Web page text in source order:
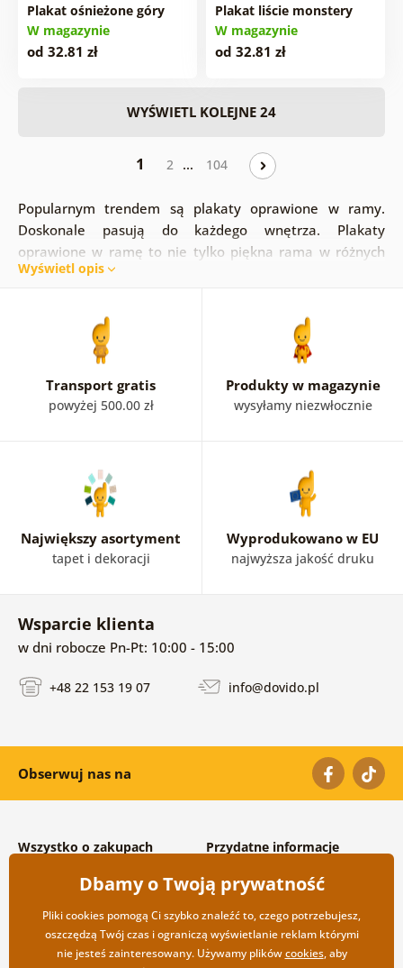
Plakat ośnieżone góry
W magazynie
od 32.81 zł
Plakat liście monstery
W magazynie
od 32.81 zł
WYŚWIETL KOLEJNE 24
1 2 … 104
Popularnym trendem są plakaty oprawione w ramy.
Doskonale pasują do każdego wnętrza. Plakaty
oprawione w ramę to nie tylko piękna rama w różnych
kolorach, ale także niepowtarzalne motywy. Jeśli masz
sypialnię czy kuchnię, podzielenie plakatów według
motywów z pewnością Ci w tym pomoże. Marzysz o
miękkich abstrakcyjnych pociągnięciach, naturze czy
fascynują Cię portrety ludzi? Wszystko to i wiele więcej
znajdziesz w tej kategorii. To szybkie, łatwe i przejrzyste.
Wyświetl opis
Transport gratis
powyżej 500.00 zł
Produkty w magazynie
wysyłamy niezwłocznie
Największy asortyment
tapet i dekoracji
Wyprodukowano w EU
najwyższa jakość druku
Wsparcie klienta
w dni robocze Pn-Pt: 10:00 - 15:00
+48 22 153 19 07 info@dovido.pl
Obserwuj nas na
Wszystko o zakupach
Warunki handlowe i
reklamacyjne
Prywatność
Opcje wysyłki i płatności
Zwrot towarów
Przydatne informacje
Często zadawane pytania
Kontakt
Współpraca hurtowa
Dbamy o Twoją prywatność
Pliki cookies pomogą Ci szybko znaleźć to, czego potrzebujesz,
oszczędzą Twój czas i ograniczą wyświetlanie reklam którymi
nie jesteś zainteresowany. Używamy plikówcookies, aby